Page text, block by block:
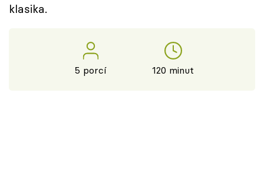
klasika.
5 porcí 120 minut